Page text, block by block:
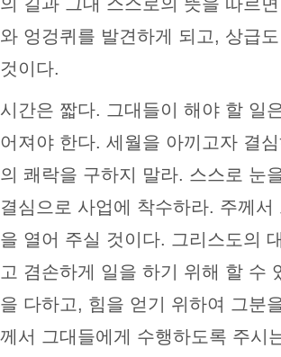
와 엉겅퀴를 발견하게 되고, 상급
것이다.
시간은 짧다. 그대들이 해야 할 일
어져야 한다. 세월을 아끼고자 결
의 쾌락을 구하지 말라. 스스로 눈
결심으로 사업에 착수하라. 주께서
을 열어 주실 것이다. 그리스도의
고 겸손하게 일을 하기 위해 할 수
을 다하고, 힘을 얻기 위하여 그분
께서 그대들에게 수행하도록 주시